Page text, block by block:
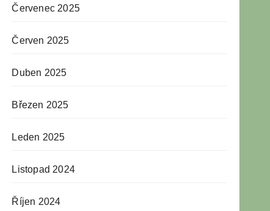
Červenec 2025
Červen 2025
Duben 2025
Březen 2025
Leden 2025
Listopad 2024
Říjen 2024